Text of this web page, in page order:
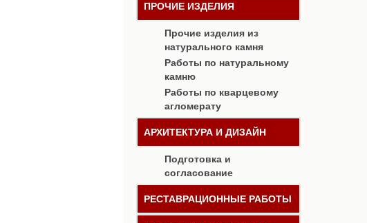
ПРОЧИЕ ИЗДЕЛИЯ
Прочие изделия из
натурального камня
Работы по натуральному
камню
Работы по кварцевому
агломерату
АРХИТЕКТУРА И ДИЗАЙН
Подготовка и
согласование
РЕСТАВРАЦИОННЫЕ РАБОТЫ